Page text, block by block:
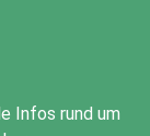
Infos rund um